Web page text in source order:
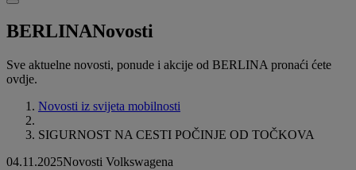
BERLINANovosti
Sve aktuelne novosti, ponude i akcije od BERLINA pronaći ćete
ovdje.
Novosti iz svijeta mobilnosti
SIGURNOST NA CESTI POČINJE OD TOČKOVA
04.11.2025Novosti Volkswagena